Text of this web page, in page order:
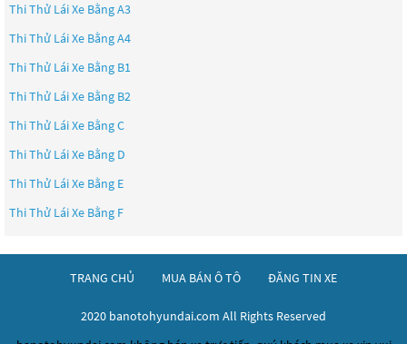
Thi Thử Lái Xe Bằng A3
Thi Thử Lái Xe Bằng A4
Thi Thử Lái Xe Bằng B1
Thi Thử Lái Xe Bằng B2
Thi Thử Lái Xe Bằng C
Thi Thử Lái Xe Bằng D
Thi Thử Lái Xe Bằng E
Thi Thử Lái Xe Bằng F
TRANG CHỦ MUA BÁN Ô TÔ ĐĂNG TIN XE
2020 banotohyundai.com All Rights Reserved